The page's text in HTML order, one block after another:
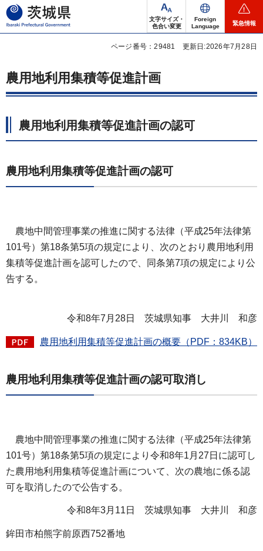
茨城県
文字サイズ・
色合い変更
Foreign
Language
緊急情報
ページ番号：29481 更新日:2026年7月28日
農用地利用集積等促進計画
農用地利用集積等促進計画の認可
農用地利用集積等促進計画の認可
農地中間管理事業の推進に関する法律（平成25年法律第
101号）第18条第5項の規定により、次のとおり農用地利用
集積等促進計画を認可したので、同条第7項の規定により公
告する。
令和8年7月28日 茨城県知事 大井川 和彦
農用地利用集積等促進計画の概要（PDF：834KB）
農用地利用集積等促進計画の認可取消し
農地中間管理事業の推進に関する法律（平成25年法律第
101号）第18条第5項の規定により令和8年1月27日に認可し
た農用地利用集積等促進計画について、次の農地に係る認
可を取消したので公告する。
令和8年3月11日 茨城県知事 大井川 和彦
鉾田市柏熊字前原西752番地